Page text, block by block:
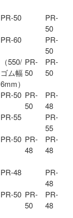
PR-50
PR-
50
PR-60
PR-
50
（550/
ゴム幅
6mm）
PR-
50
PR-
50
PR-50 PR-
50
PR-
48
PR-55
PR-
55
PR-50 PR-
48
PR-
48
PR-48
PR-
48
PR-50 PR-
50
PR-
48